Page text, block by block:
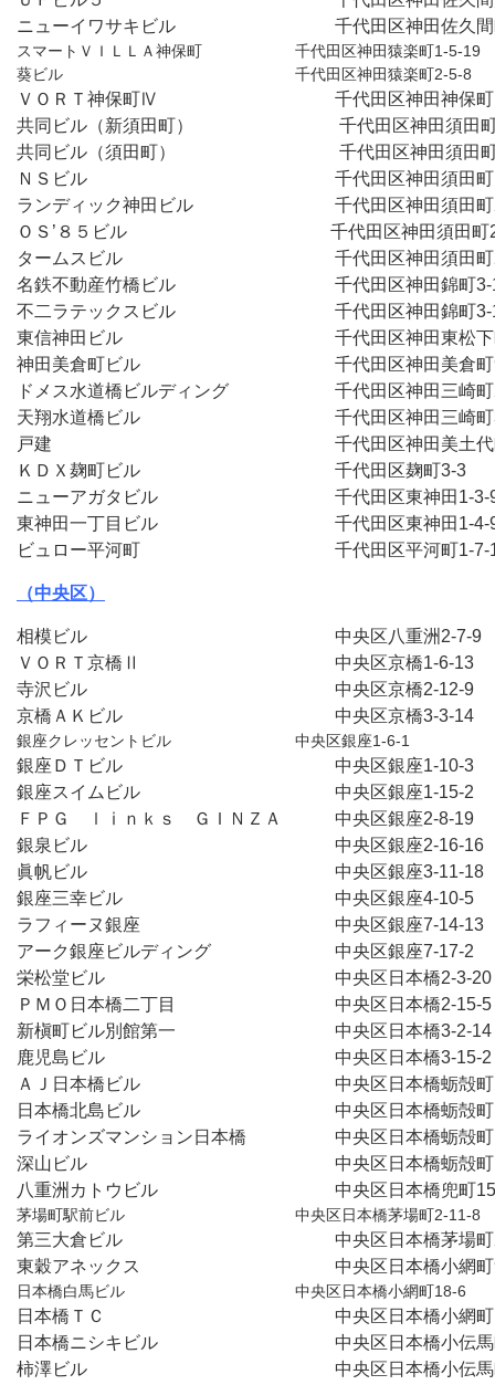
スマートＶＩＬＬＡ神保町　　　　　　千代田区神田猿楽町1-5-19
葵ビル　　　　　　　　　　　　　　　千代田区神田猿楽町2-5-8
ＶＯＲＴ神保町Ⅳ　　　　　　　　　　千代田区神田神保
共同ビル（新須田町）　　　　　　　　 千代田区神田
共同ビル（須田町）　　　　　　　　　 千代田区神田
ＮＳビル　　　　　　　　　　　　　　千代田区神田
ランディック神田ビル　　　　　　　　千代田区神田
ＯＳ’８５ビル　　　　　　　　　　　  千代田区神田須
タームスビル　　　　　　　　　　　　千代田区神田須
名鉄不動産竹橋ビル　　　　　　　　　千代田区神田
不二ラテックスビル　　　　　　　　　千代田区神田錦
東信神田ビル　　　　　　　　　　　　千代田区神田東
神田美倉町ビル　　　　　　　　　　　千代田区神
ドメス水道橋ビルディング　　　　　　千代田区神田三
天翔水道橋ビル　　　　　　　　　　　千代田区神田三
戸建　　　　　　　　　　　　　　　　千代田区神田美
ＫＤＸ麹町ビル　　　　　　　　　　　千代田
ニューアガタビル　　　　　　　　　　千代田区東
東神田一丁目ビル　　　　　　　　　　千代田区東
ビュロー平河町　　　　　　　　　　　千代田区平
（中央区）
相模ビル　　　　　　　　　　　　　　中央区八
ＶＯＲＴ京橋Ⅱ　　　　　　　　　　　中央区
寺沢ビル　　　　　　　　　　　　　　中央区
京橋ＡＫビル　　　　　　　　　　　　中央区京橋3-
銀座クレッセントビル　　　　　　　　中央区銀座1-6-1
銀座ＤＴビル　　　　　　　　　　　　中央区銀座1-
銀座スイムビル　　　　　　　　　　　中央区
ＦＰＧ　ｌⅰｎｋｓ　ＧＩＮＺＡ　　　中央区
銀泉ビル　　　　　　　　　　　　　　中央区銀
眞帆ビル　　　　　　　　　　　　　　中央区銀
銀座三幸ビル　　　　　　　　　　　　中央区
ラフィーヌ銀座　　　　　　　　　　　中央区銀
アーク銀座ビルディング　　　　　　　中央区
栄松堂ビル　　　　　　　　　　　　　中央区日
ＰＭＯ日本橋二丁目　　　　　　　　　中央区日
新槇町ビル別館第一　　　　　　　　　中央区日
鹿児島ビル　　　　　　　　　　　　　中央区日
ＡＪ日本橋ビル　　　　　　　　　　　中央区日本橋蛎
日本橋北島ビル　　　　　　　　　　　中央区日本橋蛎
ライオンズマンション日本橋　　　　　中央区日本橋蛎殻
深山ビル　　　　　　　　　　　　　　中央区日本橋蛎
八重洲カトウビル　　　　　　　　　　中央区日本
茅場町駅前ビル　　　　　　　　　　　中央区日本橋茅場町2-11-8
第三大倉ビル　　　　　　　　　　　　中央区日本橋茅
東穀アネックス　　　　　　　　　　　中央区日本
日本橋白馬ビル　　　　　　　　　　　中央区日本橋小網町18-6
日本橋ＴＣ　　　　　　　　　　　　　中央区日本橋
日本橋ニシキビル　　　　　　　　　　中央区日本橋
柿澤ビル　　　　　　　　　　　　　　中央区日本橋